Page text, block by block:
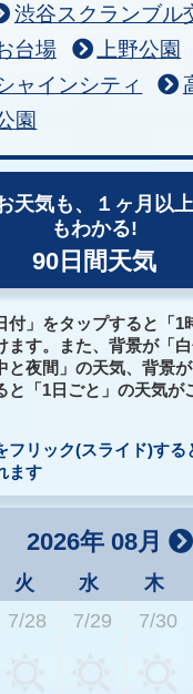
渋谷スクランブル
台場
上野公園
ャインシティ
園
天気も、
１ヶ月以
もわかる!
90日間天気
付」をタップすると「1
ます。また、背景が「
と夜間」の天気、背景
と「1日ごと」の天気が
フリック(スライド)する
ます
2026年 08月
火 水 木
7/28 7/29 7/30